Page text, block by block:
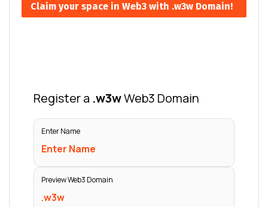
Claim your space in Web3 with .w3w Domain!